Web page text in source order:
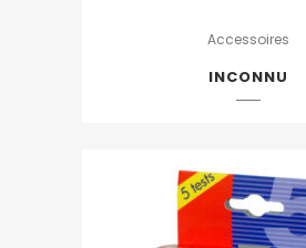
Accessoires
INCONNU